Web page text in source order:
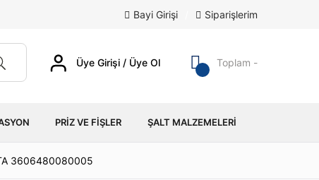
Bayi Girişi Siparişlerim
Üye Girişi / Üye Ol Toplam -
PRIZ VE FIŞLER ŞALT MALZEMELERI
3606480080005